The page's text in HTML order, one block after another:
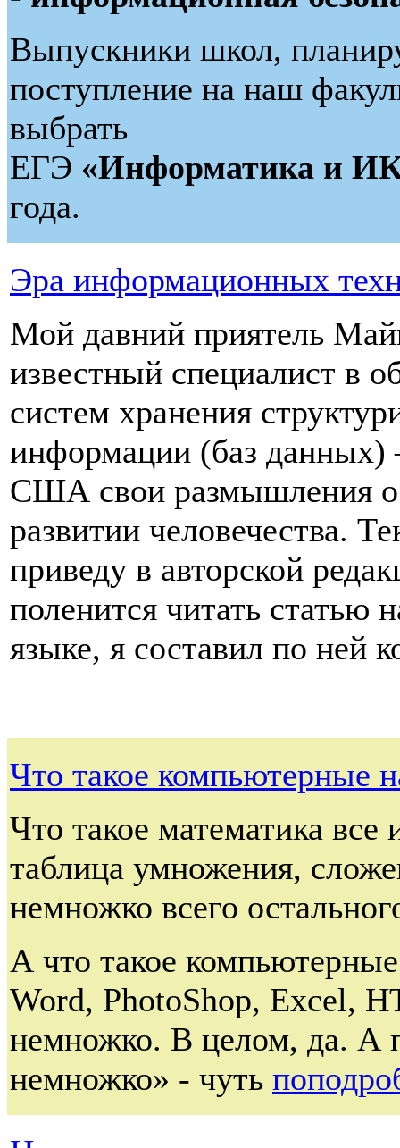
Выпускники школ,
поступление на наш
выбрать
ЕГЭ «Информатика и
года.
Эра информационных
Мой давний приятель
известный специалист в
систем хранения
информации (баз данных)
США свои размышления о
развитии человечества.
приведу в авторской
поленится читать статью
языке, я составил по ней
Что такое компьютерные
Что такое математика все
таблица умножения,
немножко всего
А что такое
Word, PhotoShop, Excel,
немножко. В целом, да. А
немножко» - чуть